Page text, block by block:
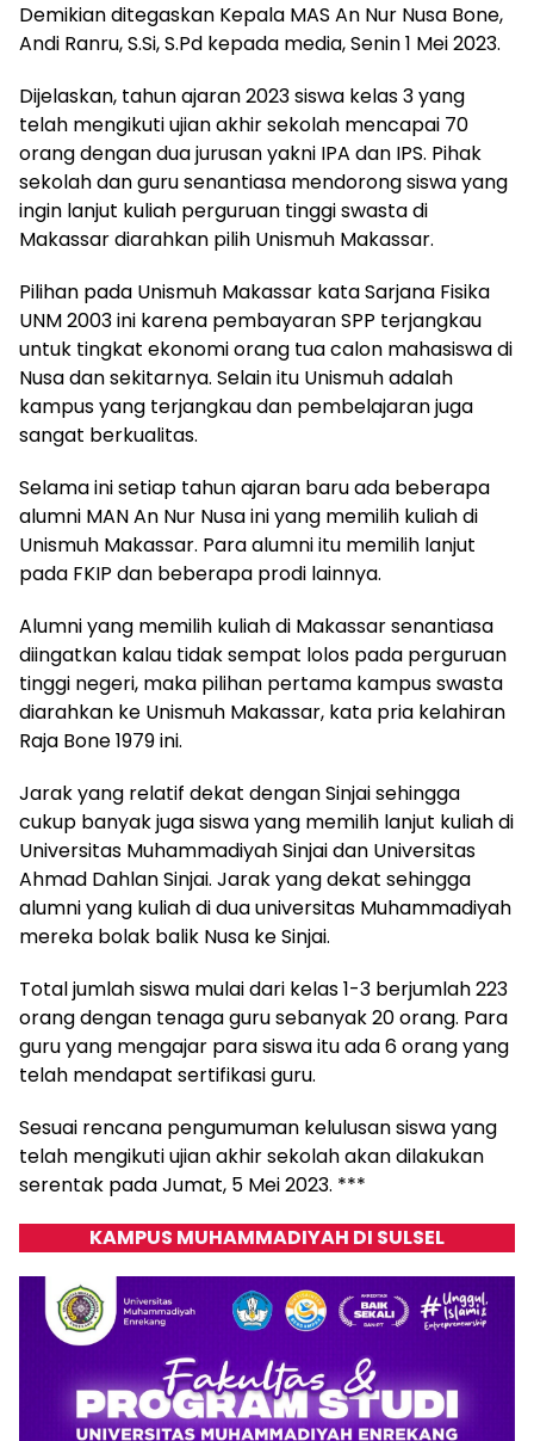
Demikian ditegaskan Kepala MAS An Nur Nusa Bone,
Andi Ranru, S.Si, S.Pd kepada media, Senin 1 Mei 2023.
Dijelaskan, tahun ajaran 2023 siswa kelas 3 yang
telah mengikuti ujian akhir sekolah mencapai 70
orang dengan dua jurusan yakni IPA dan IPS. Pihak
sekolah dan guru senantiasa mendorong siswa yang
ingin lanjut kuliah perguruan tinggi swasta di
Makassar diarahkan pilih Unismuh Makassar.
Pilihan pada Unismuh Makassar kata Sarjana Fisika
UNM 2003 ini karena pembayaran SPP terjangkau
untuk tingkat ekonomi orang tua calon mahasiswa di
Nusa dan sekitarnya. Selain itu Unismuh adalah
kampus yang terjangkau dan pembelajaran juga
sangat berkualitas.
Selama ini setiap tahun ajaran baru ada beberapa
alumni MAN An Nur Nusa ini yang memilih kuliah di
Unismuh Makassar. Para alumni itu memilih lanjut
pada FKIP dan beberapa prodi lainnya.
Alumni yang memilih kuliah di Makassar senantiasa
diingatkan kalau tidak sempat lolos pada perguruan
tinggi negeri, maka pilihan pertama kampus swasta
diarahkan ke Unismuh Makassar, kata pria kelahiran
Raja Bone 1979 ini.
Jarak yang relatif dekat dengan Sinjai sehingga
cukup banyak juga siswa yang memilih lanjut kuliah di
Universitas Muhammadiyah Sinjai dan Universitas
Ahmad Dahlan Sinjai. Jarak yang dekat sehingga
alumni yang kuliah di dua universitas Muhammadiyah
mereka bolak balik Nusa ke Sinjai.
Total jumlah siswa mulai dari kelas 1-3 berjumlah 223
orang dengan tenaga guru sebanyak 20 orang. Para
guru yang mengajar para siswa itu ada 6 orang yang
telah mendapat sertifikasi guru.
Sesuai rencana pengumuman kelulusan siswa yang
telah mengikuti ujian akhir sekolah akan dilakukan
serentak pada Jumat, 5 Mei 2023. ***
KAMPUS MUHAMMADIYAH DI SULSEL